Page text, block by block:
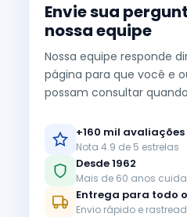
Envie sua
nossa equipe
Nossa equipe responde
página para que você e
possam consultar
+160 mil
Nota 4.9 de 5 estrelas
Desde 1962
Mais de 60 anos
Entrega para todo
Envio rápido e